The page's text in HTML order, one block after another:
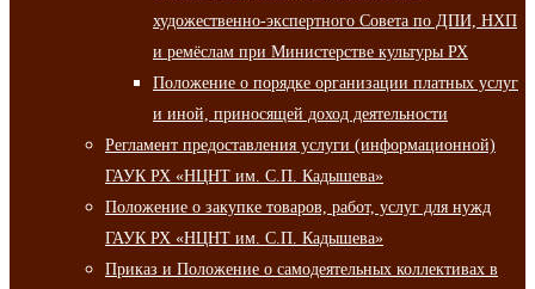
художественно-экспертного Совета по ДПИ, НХП
и ремёслам при Министерстве культуры РХ
Положение о порядке организации платных услуг
и иной, приносящей доход деятельности
Регламент предоставления услуги (информационной)
ГАУК РХ «НЦНТ им. С.П. Кадышева»
Положение о закупке товаров, работ, услуг для нужд
ГАУК РХ «НЦНТ им. С.П. Кадышева»
Приказ и Положение о самодеятельных коллективах в